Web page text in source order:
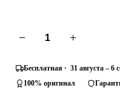
− +
Бесплатная · 31 августа – 6
100% оригинал